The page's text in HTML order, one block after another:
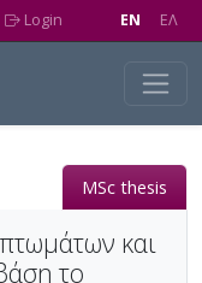
Login EN EΛ
MSc thesis
και
το